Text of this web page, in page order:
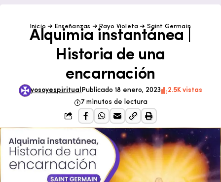
Inicio ➜ Enseñanzas ➜ Rayo Violeta ➜ Saint Germain
Alquimia instantánea |
Historia de una
encarnación
yosoyespiritual Publicado 18 enero, 2023
2.5K vistas
7 minutos de lectura